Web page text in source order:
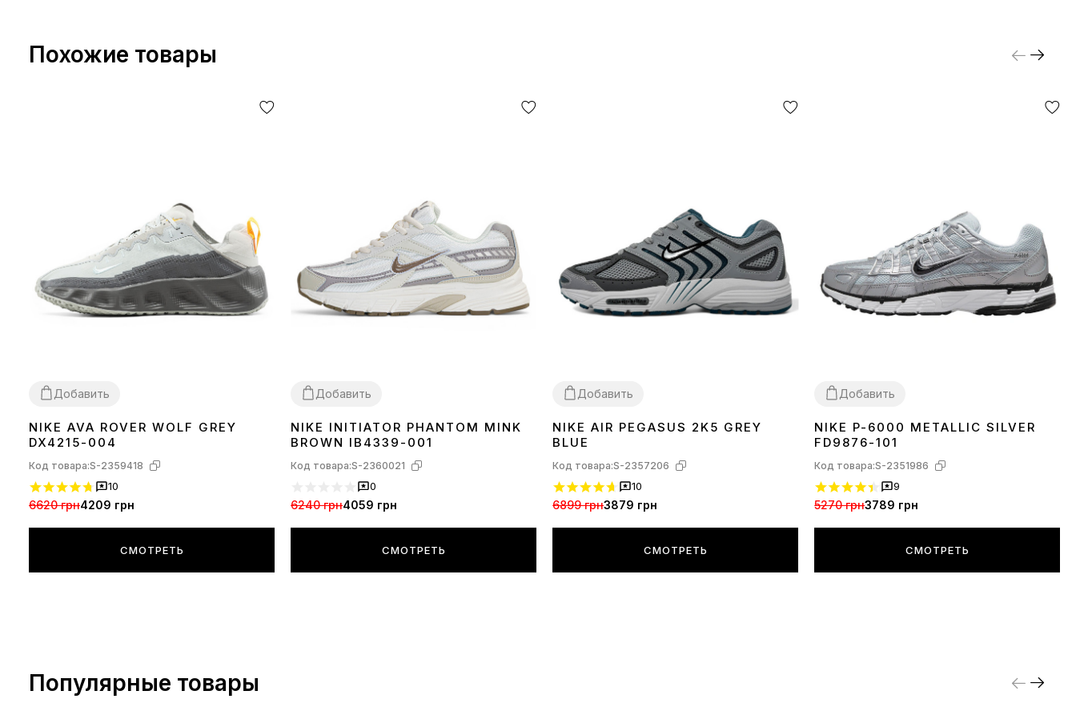
Похожие товары
Добавить
4041 42 434445
NIKE AVA ROVER WOLF GREY
DX4215-004
Код товара:S-2359418
10
6620 грн4209 грн
СМОТРЕТЬ
Добавить
3637 38 39 4041 424344
NIKE INITIATOR PHANTOM MINK
BROWN IB4339-001
Код товара:S-2360021
0
6240 грн4059 грн
СМОТРЕТЬ
Добавить
41
NIKE AIR PEGASUS 2K5 GREY
BLUE
Код товара:S-2357206
10
6899 грн3879 грн
СМОТРЕТЬ
Добавить
3637 38 3940 41 42
NIKE P-6000 METALLIC SILVER
FD9876-101
Код товара:S-2351986
9
5270 грн3789 грн
СМОТРЕТЬ
Популярные товары